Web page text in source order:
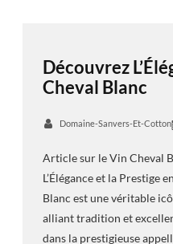
Découvrez
Cheval Blanc
Domaine-Sanvers-Et-Cotton
Article sur le Vin Cheval
L’Élégance et la Prestige
Blanc est une véritable
alliant tradition et
dans la prestigieuse